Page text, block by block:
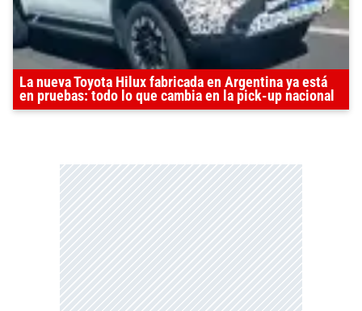
La nueva Toyota Hilux fabricada en Argentina ya está
en pruebas: todo lo que cambia en la pick-up nacional